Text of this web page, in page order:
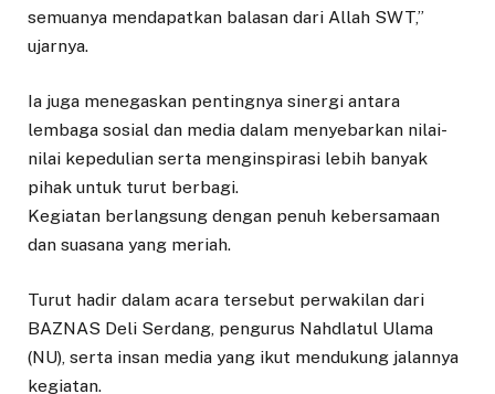
semuanya mendapatkan balasan dari Allah SWT,”
ujarnya.
Ia juga menegaskan pentingnya sinergi antara
lembaga sosial dan media dalam menyebarkan nilai-
nilai kepedulian serta menginspirasi lebih banyak
pihak untuk turut berbagi.
Kegiatan berlangsung dengan penuh kebersamaan
dan suasana yang meriah.
Turut hadir dalam acara tersebut perwakilan dari
BAZNAS Deli Serdang, pengurus Nahdlatul Ulama
(NU), serta insan media yang ikut mendukung jalannya
kegiatan.